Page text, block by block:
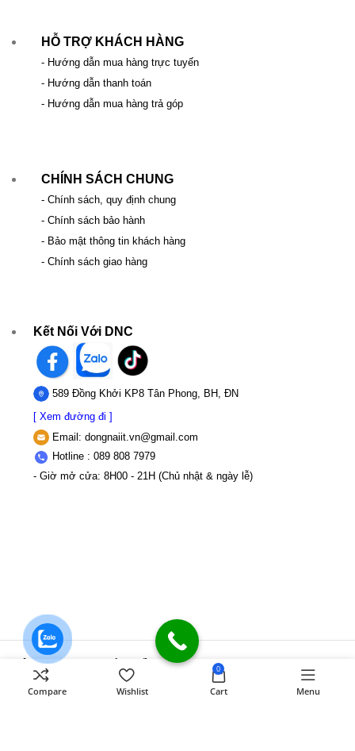
HỖ TRỢ KHÁCH HÀNG
- Hướng dẫn mua hàng trực tuyến
- Hướng dẫn thanh toán
- Hướng dẫn mua hàng trả góp
CHÍNH SÁCH CHUNG
- Chính sách, quy định chung
- Chính sách bảo hành
- Bảo mật thông tin khách hàng
- Chính sách giao hàng
Kết Nối Với DNC
589 Đồng Khởi KP8 Tân Phong, BH, ĐN
[ Xem đường đi ]
Email: dongnaiit.vn@gmail.com
Hotline : 089 808 7979
- Giờ mở cửa: 8H00 - 21H (Chủ nhật & ngày lễ)
CÔNG TY TNHH VI TÍNH ĐỒNG NAI Số
589,Đồng Khởi, KP8, P.Tân Triều, Tỉnh
Đồng Nai
MST: 3603507123 Sở Kế
Compare Wishlist
0
Cart Menu